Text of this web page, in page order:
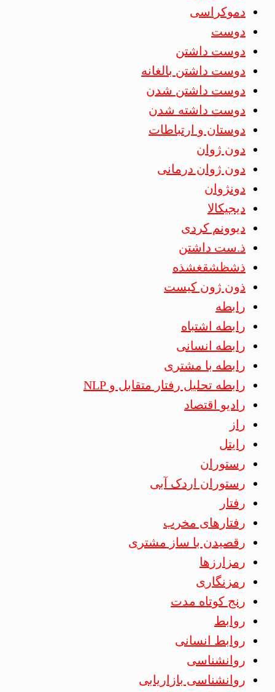
دموکراسی
دوست
دوست داشتن
دوست داشتن بالغانه
دوست داشتن شدن
دوست داشته شدن
دوستان و ارتباطات
دون ژوان
دون ژوان درمانی
دونژوان
دیجیکالا
دیوونم کردی
ذ.ست داشتن
ذشظشقغشذه
ذون ژون کیست
رابطه
رابطه اشتباه
رابطه انسانی
رابطه با مشتری
رابطه تحلیل رفتار متقابل و NLP
رادیو اقتصاد
راز
رایتل
رستوران
رستوران اردک آبی
رفتار
رفتارهای مخرب
رقصیدن با ساز مشتری
رمزارزها
رمزنگاری
رنج کوتاه مدت
روابط
روابط انسانی
روانشناسی
روانشناسی بازاریابی